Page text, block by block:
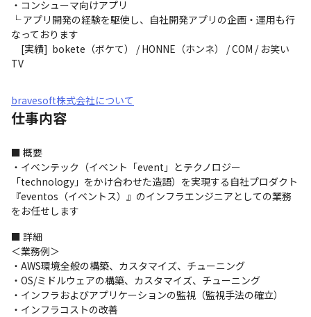
・コンシューマ向けアプリ
└ アプリ開発の経験を駆使し、自社開発アプリの企画・運用も行
なっております
[実績]  bokete（ボケて） / HONNE（ホンネ） / COM / お笑い
TV
bravesoft株式会社について
仕事内容
■ 概要
・イベンテック（イベント「event」とテクノロジー
「technology」をかけ合わせた造語）を実現する自社プロダクト
『eventos（イベントス）』のインフラエンジニアとしての業務
をお任せします
■ 詳細
＜業務例＞
・AWS環境全般の構築、カスタマイズ、チューニング
・OS/ミドルウェアの構築、カスタマイズ、チューニング
・インフラおよびアプリケーションの監視（監視手法の確立）
・インフラコストの改善